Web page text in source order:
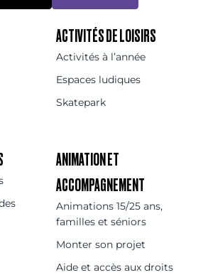
ACTIVITÉS DE LOISIRS
Activités à l’année
Espaces ludiques
Skatepark
ANIMATION ET
ACCOMPAGNEMENT
Animations 15/25 ans,
familles et séniors
Monter son projet
Aide et accès aux droits